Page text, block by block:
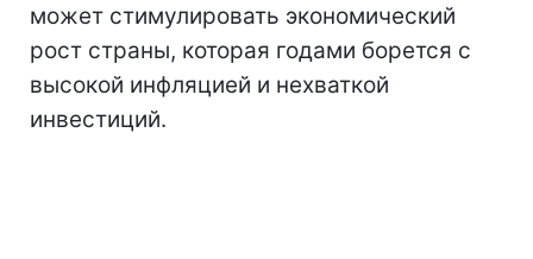
может стимулировать экономический
рост страны, которая годами борется с
высокой инфляцией и нехваткой
инвестиций.